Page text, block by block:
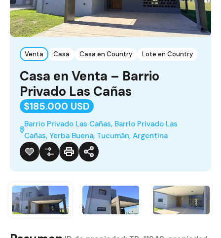
Venta Casa Casa en Country Lote en Country
Casa en Venta – Barrio
Privado Las Cañas
$185.000 USD
Barrio Privado Las Cañas, Barrio Privado Las
Cañas, Yerba Buena, Tucumán, Argentina